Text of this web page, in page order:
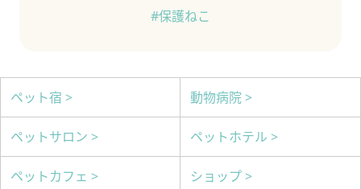
#保護ねこ
ペット宿 > 動物病院 >
ペットサロン > ペットホテル >
ペットカフェ > ショップ >